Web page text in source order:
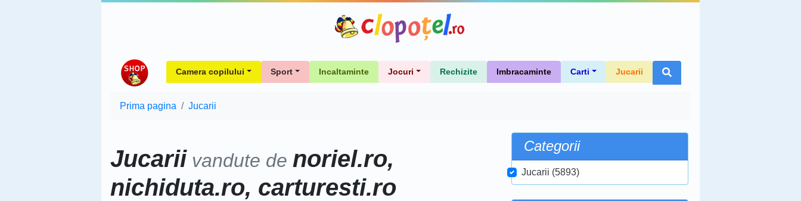
Camera copilului Sport Incaltaminte Jocuri Rechizite Imbracaminte Carti Jucarii
Prima pagina Jucarii
Jucarii vandute de noriel.ro,
nichiduta.ro, carturesti.ro
Categorii
Jucarii (5893)